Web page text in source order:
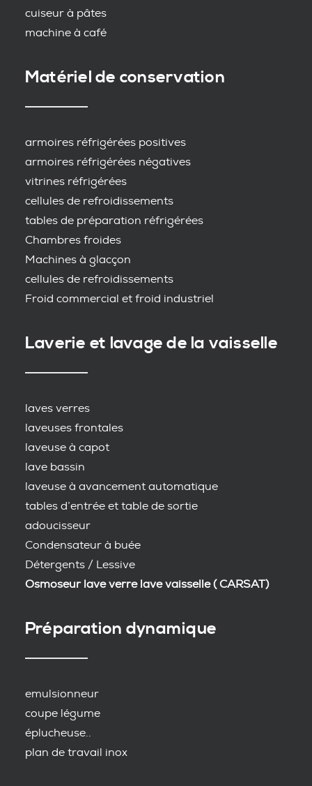
cuiseur à pâtes
machine à café
Matériel de conservation
armoires réfrigérées positives
armoires réfrigérées négatives
vitrines réfrigérées
cellules de refroidissements
tables de préparation réfrigérées
Chambres froides
Machines à glacçon
cellules de refroidissements
Froid commercial et froid industriel
Laverie et lavage de la vaisselle
laves verres
laveuses frontales
laveuse à capot
lave bassin
laveuse à avancement automatique
tables d’entrée et table de sortie
adoucisseur
Condensateur à buée
Détergents / Lessive
Osmoseur lave verre lave vaisselle ( CARSAT)
Préparation dynamique
emulsionneur
coupe légume
éplucheuse..
plan de travail inox